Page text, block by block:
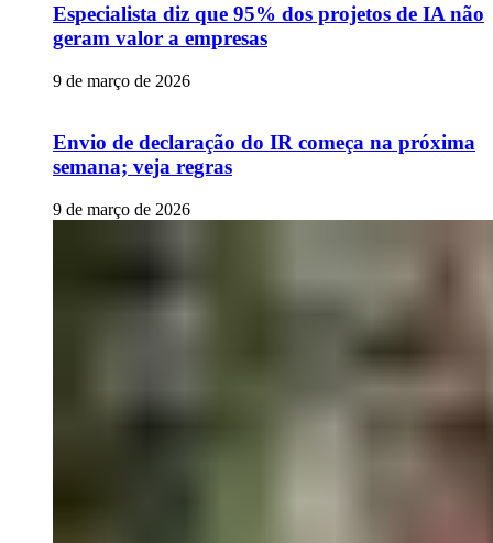
Especialista diz que 95% dos projetos de IA não
geram valor a empresas
9 de março de 2026
Envio de declaração do IR começa na próxima
semana; veja regras
9 de março de 2026